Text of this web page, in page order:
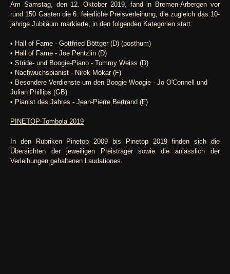
Am Samstag, den 12. Oktober 2019, fand in Bremen-Arbergen vor
rund 150 Gästen die 6. feierliche Preisverleihung, die zugleich das 10-
jährige Jubiläum markierte, in den folgenden Kategorien statt:
• Hall of Fame - Gottfried Böttger (D) (posthum)
• Hall of Fame - Joe Pentzlin (D)
• Stride- und Boogie-Piano - Tommy Weiss (D)
• Nachwuchspianist - Nirek Mokar (F)
• Besondere Verdienste um den Boogie Woogie - Jo O'Connell und
Julian Phillips (GB)
• Pianist des Jahres - Jean-Pierre Bertrand (F)
PINETOP-Tombola 2019
In den Rubriken Pinetop 2009 bis Pinetop 2019 finden sich die
Übersichten der jeweiligen Preisträger sowie die anlässlich der
Verleihungen gehaltenen Laudationes.